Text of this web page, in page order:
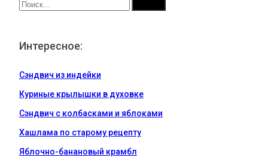
Интересное:
Сэндвич из индейки
Куриные крылышки в духовке
Сэндвич с колбасками и яблоками
Хашлама по старому рецепту
Яблочно-банановый крамбл